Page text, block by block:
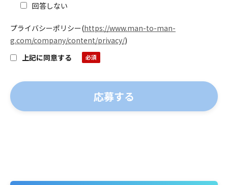
回答しない
プライバシーポリシー(https://www.man-to-man-
g.com/company/content/privacy/)
上記に同意する